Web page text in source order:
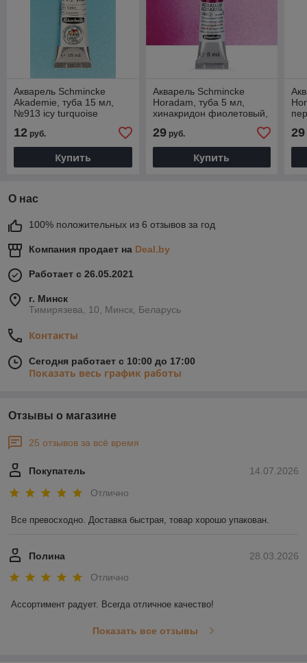
Акварель Schmincke
Akademie, туба 15 мл,
№913 icy turquoise
12 руб.
Купить
Акварель Schmincke
Horadam, туба 5 мл,
хинакридон фиолетовый,
quinacridone violet, №368
29руб.
Купить
29
О нас
100% положительных из 6 отзывов за год
Компания продает на Deal.by
Работает с 26.05.2021
г. Минск
Тимирязева, 10, Минск, Беларусь
Контакты
Сегодня работает с 10:00 до 17:00
Показать весь график работы
Отзывы о магазине
25 отзывов за всё время
14.07.2026
Покупатель
Отлично
Все превосходно. Доставка быстрая, товар хорошо упакован.
28.03.2026
Полина
Отлично
Ассортимент радует. Всегда отличное качество!
Показать все отзывы